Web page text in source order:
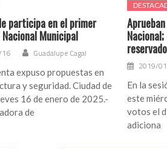
participa en el primer
Municipal
Guadalupe Cagal
expuso propuestas en
y seguridad. Ciudad de
16 de enero de 2025.-
de
2019/
En la
este
votos el
adiciona